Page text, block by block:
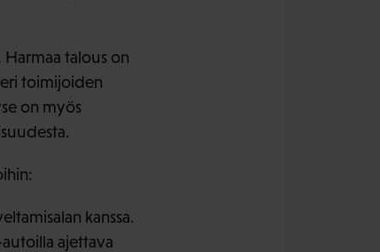
talous on
eri toimijoiden
on myös
kanssa.
ajettava